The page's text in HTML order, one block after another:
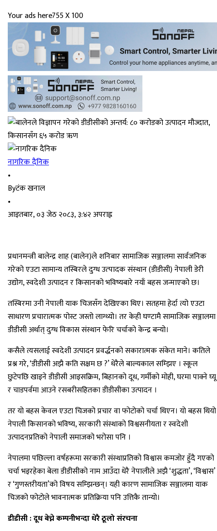
Your ads here755 X 100
नागरिक दैनिक
•
Byटंक खनाल
•
आइतबार, ०३ जेठ २०८३, ३:४२ अपराह्न
प्रधानमन्त्री बालेन्द्र शाह (बालेन)ले शनिबार सामाजिक सञ्जालमा सार्वजनिक
गरेको एउटा सामान्य तस्बिरले दुग्ध उत्‍पादक संस्थान (डीडीसी) नेपाली डेरी
उद्योग, स्वदेशी उत्पादन र किसानको भविष्यबारे नयाँ बहस जन्माएको छ।
तस्बिरमा उनी नेपाली याक चिजसँग देखिएका थिए। सतहमा हेर्दा त्यो एउटा
साधारण प्रचारात्मक पोस्ट जस्तो लाग्थ्यो। तर केही घण्टामै सामाजिक सञ्जालमा
डीडीसी अर्थात् दुग्ध विकास संस्थान फेरि चर्चाको केन्द्र बन्यो।
कसैले त्यसलाई स्वदेशी उत्पादन प्रवर्द्धनको सकारात्मक संकेत माने। कतिले
प्रश्न गरे, ‘डीडीसी अझै कति सक्षम छ ?’ धेरैले बाल्यकाल सम्झिए । स्कूल
छुटेपछि खाइने डीडीसी आइसक्रिम, बिहानको दूध, गर्मीको मोही, घरमा पाक्ने घ्यू
र चाडपर्वमा आउने रसबरीसहितका डीडीसीका उत्पादन ।
तर यो बहस केवल एउटा चिजको प्रचार वा फोटोको चर्चा थिएन। यो बहस थियो
नेपाली किसानको भविष्य, सरकारी संस्थाको विश्वसनीयता र स्वदेशी
उत्पादनप्रतिको नेपाली समाजको भरोसा पनि ।
नेपालमा पछिल्ला वर्षहरूमा सरकारी संस्थाप्रतिको विश्वास कमजोर हुँदै गएको
चर्चा भइरहेका बेला डीडीसीको नाम आउँदा धेरै नेपालीले अझै ‘शुद्धता’, ‘विश्वास’
र ‘गुणस्तरीयता’को विषय सम्झिन्छन्। यही कारण सामाजिक सञ्जालमा याक
चिजको फोटोले भावनात्मक प्रतिक्रिया पनि उत्तिकै तान्यो।
डीडीसी : दूध बेच्ने कम्पनीभन्दा धेरै ठूलो संरचना